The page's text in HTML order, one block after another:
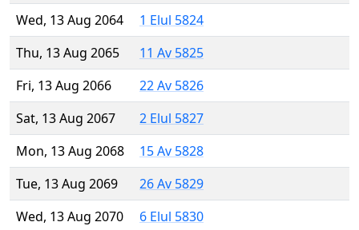
Wed, 13 Aug 2064
1 Elul 5824
Thu, 13 Aug 2065
11 Av 5825
Fri, 13 Aug 2066
22 Av 5826
Sat, 13 Aug 2067
2 Elul 5827
Mon, 13 Aug 2068
15 Av 5828
Tue, 13 Aug 2069
26 Av 5829
Wed, 13 Aug 2070
6 Elul 5830